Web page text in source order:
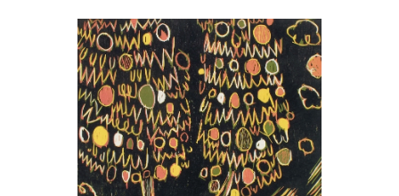
Show larger version